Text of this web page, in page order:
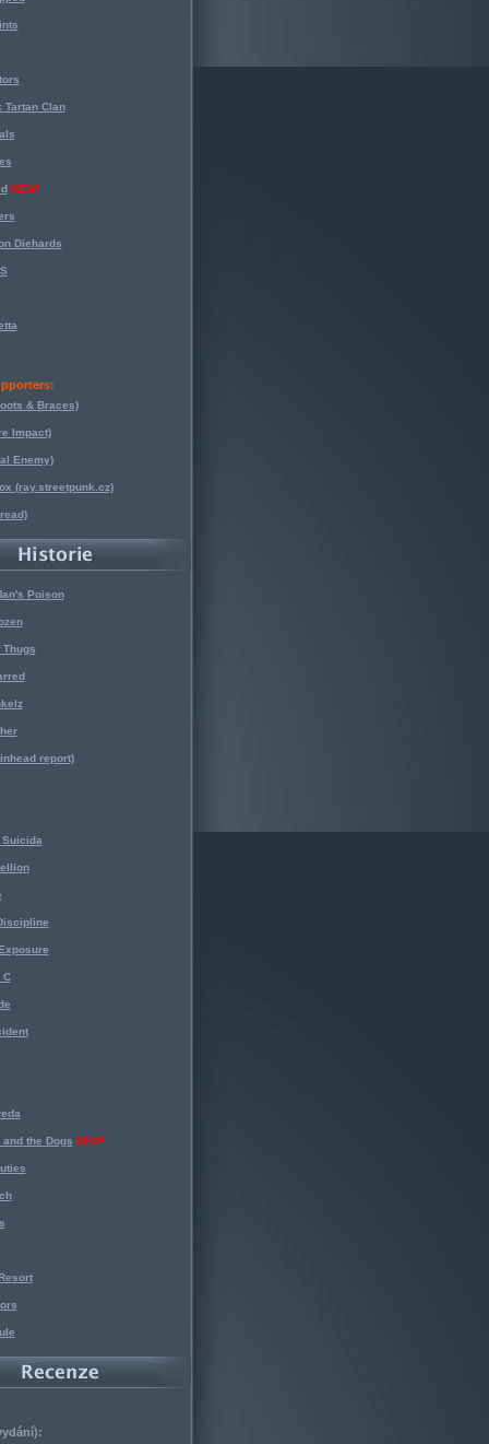
Tartan Clan
NEW!
Diehards
& Braces)
Impact)
Enemy)
(ray.streetpunk.cz)
Poison
Thugs
report)
Suicida
C
the Dogs NEW!